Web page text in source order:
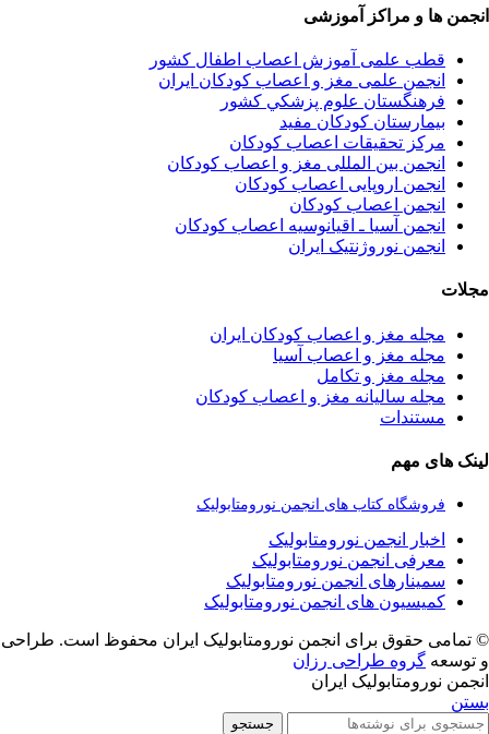
انجمن ها و مراکز آموزشی
قطب علمی آموزش اعصاب اطفال کشور
انجمن علمی مغز و اعصاب کودکان ایران
فرهنگستان علوم پزشكي كشور
بیمارستان کودکان مفید
مرکز تحقیقات اعصاب کودکان
انجمن بین المللی مغز و اعصاب کودکان
انجمن اروپایی اعصاب کودکان
انجمن اعصاب کودکان
انجمن آسیا ـ اقیانوسیه اعصاب کودکان
انجمن نوروژنتیک ایران
مجلات
مجله مغز و اعصاب کودکان ایران
مجله مغز و اعصاب آسیا
مجله مغز و تکامل
مجله سالیانه مغز و اعصاب کودکان
مستندات
لینک های مهم
فروشگاه کتاب های انجمن نورومتابولیک
اخبار انجمن نورومتابولیک
معرفی انجمن نورومتابولیک
سمینارهای انجمن نورومتابولیک
کمیسیون های انجمن نورومتابولیک
© تمامی حقوق برای انجمن نورومتابولیک ایران محفوظ است. طراحی
و توسعه گروه طراحی رزان
انجمن نورومتابولیک ایران
بستن
جستجو